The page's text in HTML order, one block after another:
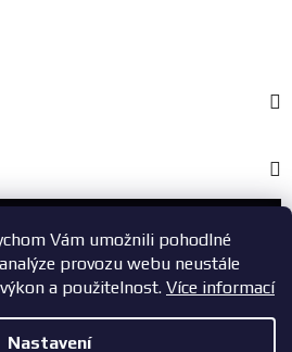
Vám umožnili pohodlné
provozu webu neustále
a použitelnost. Více informací
Nastavení
servis
603 785 748